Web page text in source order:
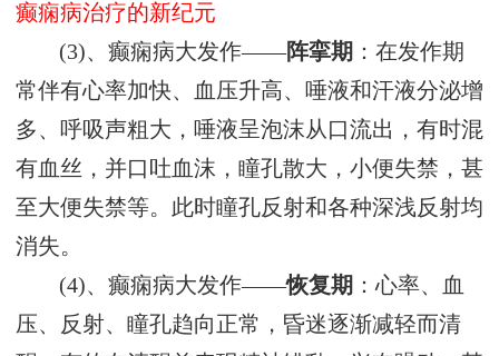
癫痫病治疗的新纪元
(3)、癫痫病大发作——阵挛期 ：在发作期
常伴有心率加快、血压升高、唾液和汗液分泌增
多、呼吸声粗大，唾液呈泡沫从口流出，有时混
有血丝，并口吐血沫，瞳孔散大，小便失禁，甚
至大便失禁等。此时瞳孔反射和各种深浅反射均
消失。
(4)、癫痫病大发作——恢复期 ：心率、血
压、反射、瞳孔趋向正常，昏迷逐渐减轻而清